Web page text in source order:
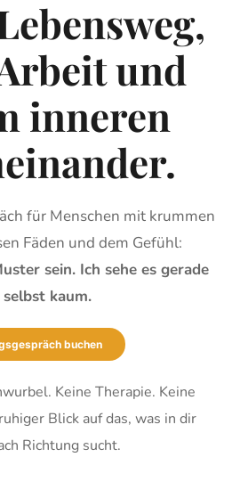
und
inneren
für Menschen mit krummen
Fäden und dem Gefühl:
sein. Ich sehe es gerade
kaum.
buchen
Keine Therapie. Keine
Blick auf das, was in dir
Richtung sucht.